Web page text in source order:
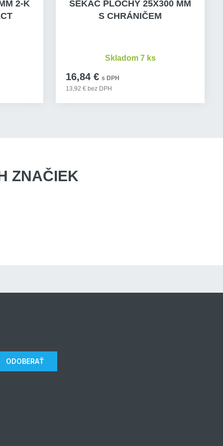
2-K
SEKÁČ PLOCHÝ 25X300 MM
S CHRÁNIČEM
16,84 € s DPH
13,92 € bez DPH
Skladom 7 ks
ZNAČIEK
ODOBERAŤ